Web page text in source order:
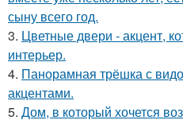
сыну всего год.
3. Цветные двери - акцент,
интерьер.
4. Панорамная трёшка с
акцентами.
5. Дом, в который хочется